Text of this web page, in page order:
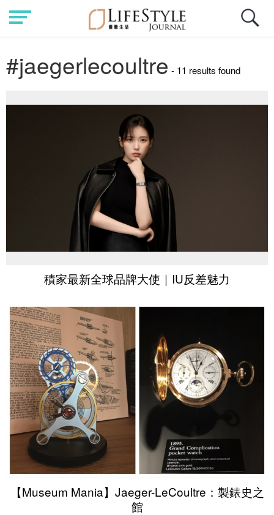
#jaegerlecoultre - 11 results found
積家最新全球品牌大使｜IU反差魅力
【Museum Mania】Jaeger-LeCoultre：製錶史之
館